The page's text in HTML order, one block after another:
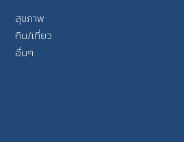
สุขภาพ
กิน/เที่ยว
อื่นๆ